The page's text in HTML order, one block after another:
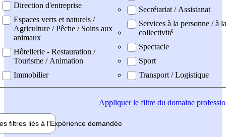
Direction d'entreprise
Espaces verts et naturels /
Agriculture / Pêche / Soins aux
animaux
Hôtellerie - Restauration /
Tourisme / Animation
Immobilier
Secrétariat / Assistanat
Services à la personne / à la
collectivité
Spectacle
Sport
Transport / Logistique
Appliquerle filtre du domaine
filtres liés à l'Expérience demandée